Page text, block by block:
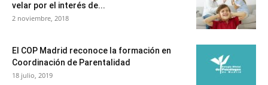
velar por el interés de...
2 noviembre, 2018
El COP Madrid reconoce la formación en
Coordinación de Parentalidad
18 julio, 2019